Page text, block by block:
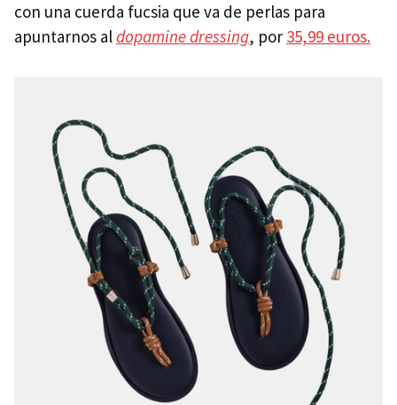
con una cuerda fucsia que va de perlas para
apuntarnos aldopamine dressing, por 35,99 euros.